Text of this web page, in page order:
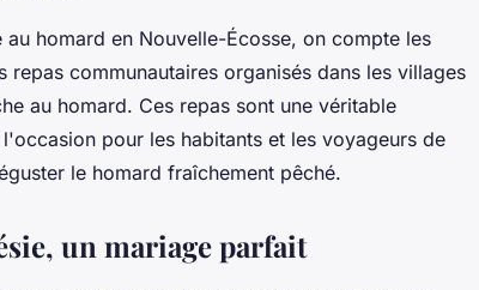
homard en Nouvelle-Écosse, on compte les
communautaires organisés dans les villages
au homard. Ces repas sont une véritable
pour les habitants et les voyageurs de
le homard fraîchement pêché.
un mariage parfait